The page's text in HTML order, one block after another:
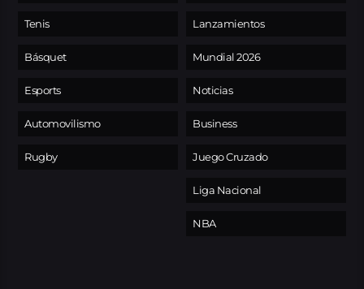
Tenis
Básquet
Esports
Automovilismo
Rugby
Lanzamientos
Mundial 2026
Noticias
Business
Juego Cruzado
Liga Nacional
NBA